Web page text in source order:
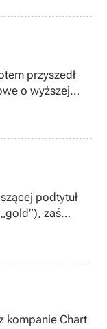
przyszedł
o wyższej
podtytuł
zaś
kompanie Chart